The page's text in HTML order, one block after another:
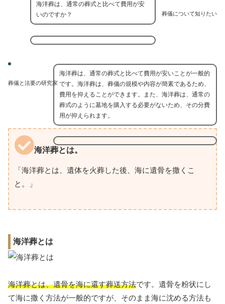
葬儀について知りたい
海洋葬は、通常の葬式と比べて費用が安
いのですか？
葬儀と法要の研究家
海洋葬は、通常の葬式と比べて費用が安いことが一般的
です。海洋葬は、葬儀の規模や内容が簡素であるため、
費用を抑えることができます。また、海洋葬は、通常の
葬式のように墓地を購入する必要がないため、その分費
用が抑えられます。
海洋葬とは。
「海洋葬とは、遺体を火葬した後、海に遺骨を撒くこ
と。」
海洋葬とは
海洋葬とは、遺骨を海に還す葬送方法です。遺骨を粉状にし
て海に撒く方法が一般的ですが、そのまま海に沈める方法も